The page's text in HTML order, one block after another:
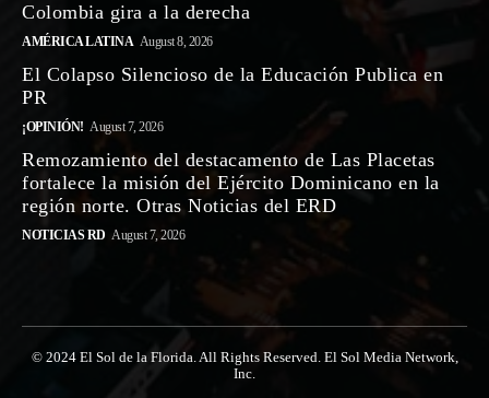
Colombia gira a la derecha
AMÉRICA LATINA August 8, 2026
El Colapso Silencioso de la Educación Publica en
PR
¡OPINIÓN! August 7, 2026
Remozamiento del destacamento de Las Placetas
fortalece la misión del Ejército Dominicano en la
región norte. Otras Noticias del ERD
NOTICIAS RD August 7, 2026
© 2024 El Sol de la Florida. All Rights Reserved. El Sol Media Network,
Inc.